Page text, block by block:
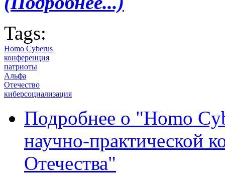
Tags:
Homo Cyberus
конференция
патриоты
Альфа
Отечество
киберсоциализация
Подробнее о "Homo
научно-
Отечества"